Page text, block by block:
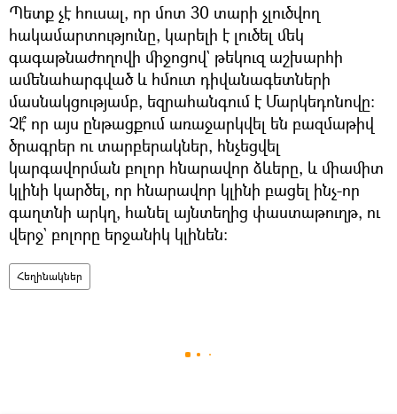
Պետք չէ հուսալ, որ մոտ 30 տարի չլուծվող
հակամարտությունը, կարելի է լուծել մեկ
գագաթնաժողովի միջոցով` թեկուզ աշխարհի
ամենահարգված և հմուտ դիվանագետների
մասնակցությամբ, եզրահանգում է Մարկեդոնովը։
Չէ՞ որ այս ընթացքում առաջարկվել են բազմաթիվ
ծրագրեր ու տարբերակներ, հնչեցվել
կարգավորման բոլոր հնարավոր ձևերը, և միամիտ
կլինի կարծել, որ հնարավոր կլինի բացել ինչ-որ
գաղտնի արկղ, հանել այնտեղից փաստաթուղթ, ու
վերջ` բոլորը երջանիկ կլինեն։
Հեղինակներ